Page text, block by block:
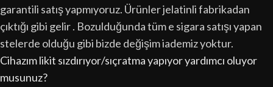
garantili satış yapmıyoruz. Ürünler jelatinli fabrikadan
çıktığı gibi gelir . Bozulduğunda tüm e sigara satışı yapan
stelerde olduğu gibi bizde değişim iademiz yoktur.
Cihazım likit sızdırıyor/sıçratma yapıyor yardımcı oluyor
musunuz?